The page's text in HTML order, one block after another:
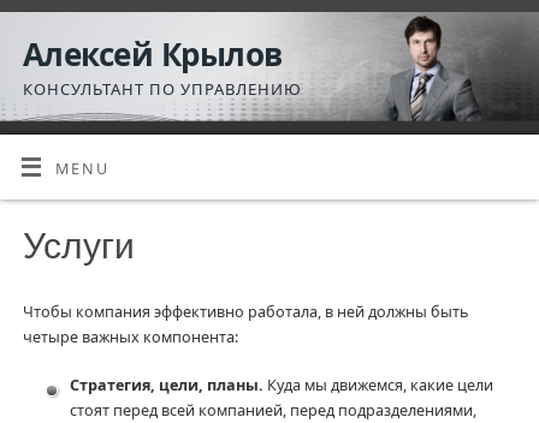
Алексей Крылов
КОНСУЛЬТАНТ ПО УПРАВЛЕНИЮ
MENU
Услуги
Чтобы компания эффективно работала, в ней должны быть
четыре важных компонента:
Стратегия, цели, планы. Куда мы движемся, какие цели
стоят перед всей компанией, перед подразделениями,